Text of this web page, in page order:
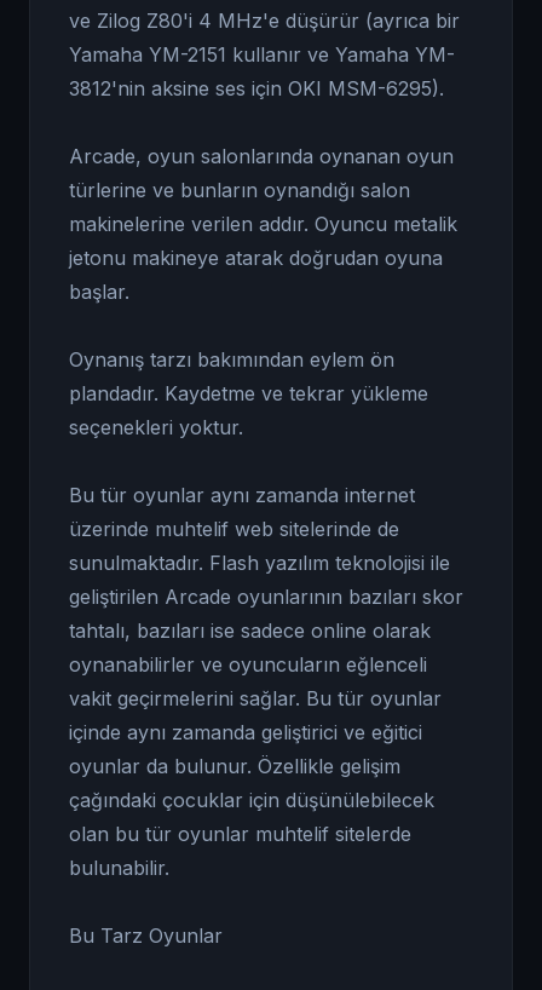
ve Zilog Z80'i 4 MHz'e düşürür (ayrıca bir
Yamaha YM-2151 kullanır ve Yamaha YM-
3812'nin aksine ses için OKI MSM-6295).
Arcade, oyun salonlarında oynanan oyun
türlerine ve bunların oynandığı salon
makinelerine verilen addır. Oyuncu metalik
jetonu makineye atarak doğrudan oyuna
başlar.
Oynanış tarzı bakımından eylem ön
plandadır. Kaydetme ve tekrar yükleme
seçenekleri yoktur.
Bu tür oyunlar aynı zamanda internet
üzerinde muhtelif web sitelerinde de
sunulmaktadır. Flash yazılım teknolojisi ile
geliştirilen Arcade oyunlarının bazıları skor
tahtalı, bazıları ise sadece online olarak
oynanabilirler ve oyuncuların eğlenceli
vakit geçirmelerini sağlar. Bu tür oyunlar
içinde aynı zamanda geliştirici ve eğitici
oyunlar da bulunur. Özellikle gelişim
çağındaki çocuklar için düşünülebilecek
olan bu tür oyunlar muhtelif sitelerde
bulunabilir.
Bu Tarz Oyunlar